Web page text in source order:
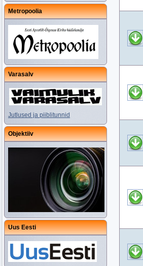
Metropoolia
Varasalv
Jutlused ja piiblitunnid
Objektiiv
Uus Eesti